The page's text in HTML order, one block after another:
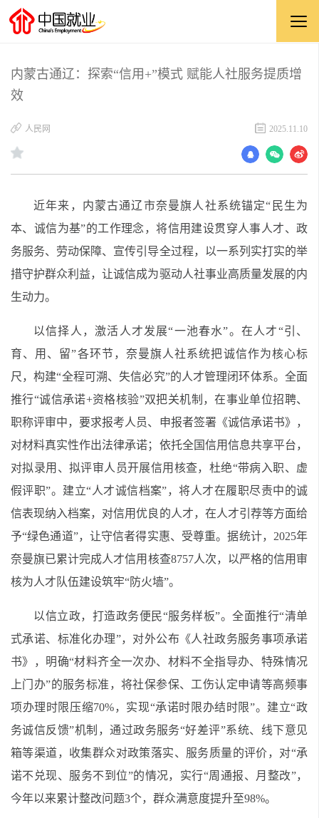
内蒙古通辽：探索“信用+”模式 赋能人社服务提质增
效
​人民网 2025.11.10
近年来，内蒙古通辽市奈曼旗人社系统锚定“民生为
本、诚信为基”的工作理念，将信用建设贯穿人事人才、政
务服务、劳动保障、宣传引导全过程，以一系列实打实的举
措守护群众利益，让诚信成为驱动人社事业高质量发展的内
生动力。
以信择人，激活人才发展“一池春水”。在人才“引、
育、用、留”各环节，奈曼旗人社系统把诚信作为核心标
尺，构建“全程可溯、失信必究”的人才管理闭环体系。全面
推行“诚信承诺+资格核验”双把关机制，在事业单位招聘、
职称评审中，要求报考人员、申报者签署《诚信承诺书》，
对材料真实性作出法律承诺；依托全国信用信息共享平台，
对拟录用、拟评审人员开展信用核查，杜绝“带病入职、虚
假评职”。建立“人才诚信档案”，将人才在履职尽责中的诚
信表现纳入档案，对信用优良的人才，在人才引荐等方面给
予“绿色通道”，让守信者得实惠、受尊重。据统计，2025年
奈曼旗已累计完成人才信用核查8757人次，以严格的信用审
核为人才队伍建设筑牢“防火墙”。
以信立政，打造政务便民“服务样板”。全面推行“清单
式承诺、标准化办理”，对外公布《人社政务服务事项承诺
书》，明确“材料齐全一次办、材料不全指导办、特殊情况
上门办”的服务标准，将社保参保、工伤认定申请等高频事
项办理时限压缩70%，实现“承诺时限办结时限”。建立“政
务诚信反馈”机制，通过政务服务“好差评”系统、线下意见
箱等渠道，收集群众对政策落实、服务质量的评价，对“承
诺不兑现、服务不到位”的情况，实行“周通报、月整改”，
今年以来累计整改问题3个，群众满意度提升至98%。